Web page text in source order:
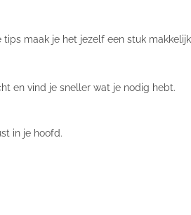
maak je het jezelf een stuk
en vind je sneller wat je nodig hebt.
in je hoofd.